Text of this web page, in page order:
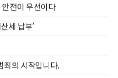
전이 우선이다
세 납부’
죄의 시작입니다.